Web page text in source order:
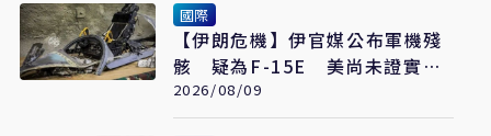
國際
【伊朗危機】伊官媒公布軍機殘
骸 疑為F-15E 美尚未證實遭
擊落
2026/08/09